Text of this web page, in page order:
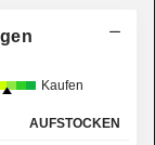
Kaufen
AUFSTOCKEN